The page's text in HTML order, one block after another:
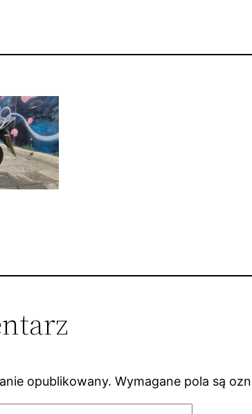
opublikowany. Wymagane pola są